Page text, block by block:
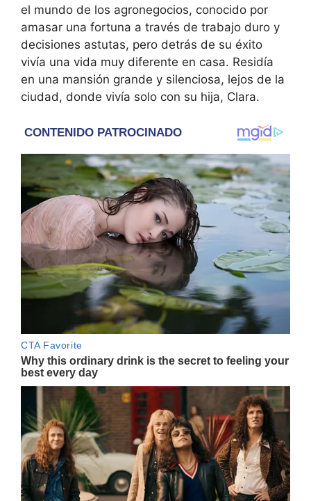
el mundo de los agronegocios, conocido por
amasar una fortuna a través de trabajo duro y
decisiones astutas, pero detrás de su éxito
vivía una vida muy diferente en casa. Residía
en una mansión grande y silenciosa, lejos de la
ciudad, donde vivía solo con su hija, Clara.